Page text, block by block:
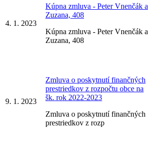
4. 1. 2023
Kúpna zmluva - Peter Vnenčák a
Zuzana, 408
Kúpna zmluva - Peter Vnenčák a
Zuzana, 408
9. 1. 2023
Zmluva o poskytnutí finančných
prestriedkov z rozpočtu obce na
šk. rok 2022-2023
Zmluva o poskytnutí finančných
prestriedkov z rozp